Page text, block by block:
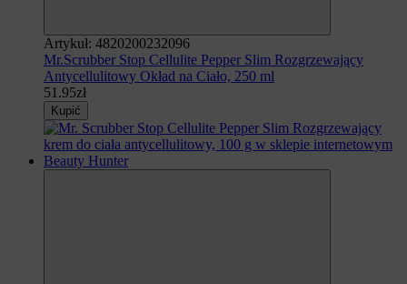
Artykuł: 4820200232096
Mr.Scrubber Stop Cellulite Pepper Slim Rozgrzewający
Antycellulitowy Okład na Ciało, 250 ml
51.95zł
Kupić